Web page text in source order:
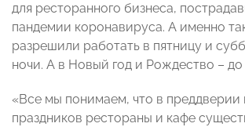
для ресторанного бизнеса,
пандемии коронавируса. А именно
разрешили работать в пятницу и
ночи. А в Новый год и Рождество – до
«Все мы понимаем, что в преддверии
праздников рестораны и кафе